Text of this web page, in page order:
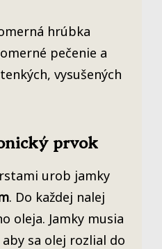
hrúbka
pečenie a
vysušených
prvok
urob jamky
. Do každej nalej
oleja. Jamky musia
sa olej rozlial do